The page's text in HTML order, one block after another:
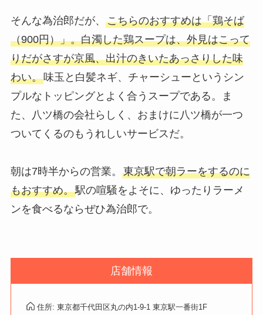
そんな為治郎だが、 こちらのおすすめは「鶏そば
（900円）」。白濁した鶏スープは、外見はこって
りだがさすが京風、出汁のきいたあっさりした味
わい。味玉と白髪ネギ、チャーシューというシン
プルなトッピングとよく合うスープである。ま
た、八ツ橋の会社らしく、おまけに八ツ橋が一つ
ついてくるのもうれしいサービスだ。
朝は7時半からの営業。 東京駅で朝ラーをするのに
もおすすめ。駅の喧騒をよそに、ゆったりラーメ
ンを食べるならぜひ為治郎で。
店舗情報
住所: 東京都千代田区丸の内1-9-1 東京駅一番街1F